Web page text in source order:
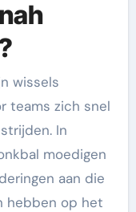
wissels
teams zich snel
In
moedigen
aan die
hebben op het